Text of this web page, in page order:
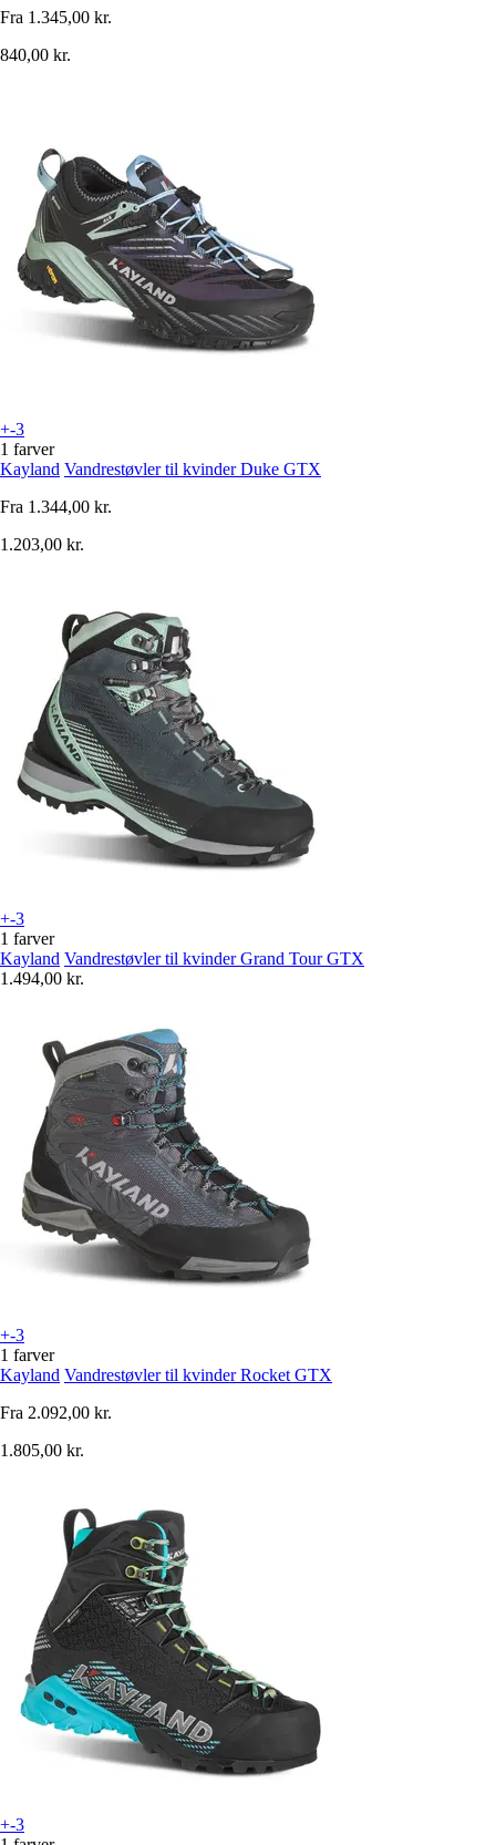
Fra 1.345,00 kr.
840,00 kr.
+-3
1 farver
Kayland Vandrestøvler til kvinder Duke GTX
Fra 1.344,00 kr.
1.203,00 kr.
+-3
1 farver
Kayland Vandrestøvler til kvinder Grand Tour GTX
1.494,00 kr.
+-3
1 farver
Kayland Vandrestøvler til kvinder Rocket GTX
Fra 2.092,00 kr.
1.805,00 kr.
+-3